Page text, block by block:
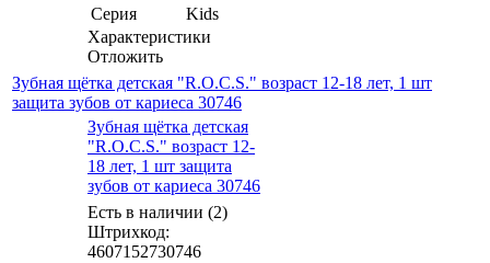
Серия
Kids
Характеристики
Отложить
Зубная щётка детская "R.O.C.S." возраст 12-18 лет, 1 шт
защита зубов от кариеса 30746
Зубная щётка детская
"R.O.C.S." возраст 12-
18 лет, 1 шт защита
зубов от кариеса 30746
Есть в наличии (2)
Штрихкод:
4607152730746